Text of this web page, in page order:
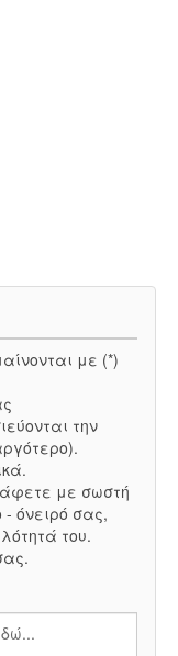
με (*)
την
με σωστή
όνειρό σας,
του.